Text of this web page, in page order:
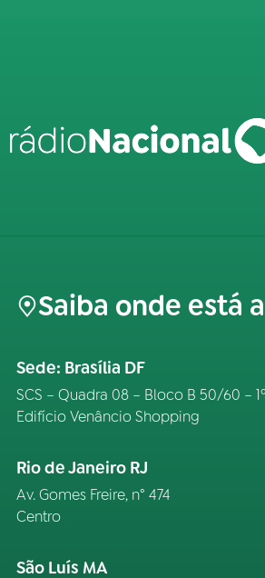
Saiba onde está
Sede: Brasília DF
SCS – Quadra 08 – Bloco B 50/60 –
Edifício Venâncio Shopping
Rio de Janeiro RJ
Av. Gomes Freire, n° 474
Centro
São Luís MA